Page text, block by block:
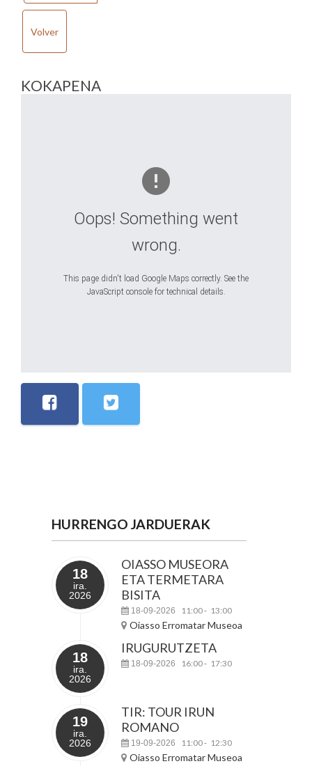
Volver
KOKAPENA
Oops! Something went
wrong.
This page didn't load Google Maps correctly. See the
JavaScript console for technical details.
HURRENGO JARDUERAK
18
ira.
2026
OIASSO MUSEORA
ETA TERMETARA
BISITA
18-09-2026 11:00- 13:00
Oiasso Erromatar Museoa
18
ira.
2026
IRUGURUTZETA
18-09-2026 16:00- 17:30
19
ira.
2026
TIR: TOUR IRUN
ROMANO
19-09-2026 11:00- 12:30
Oiasso Erromatar Museoa